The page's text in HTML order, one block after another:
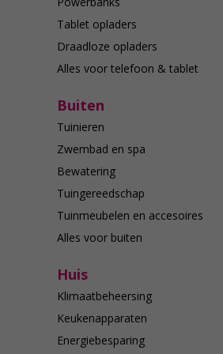
Tablet opladers
Draadloze opladers
Alles voor telefoon & tablet
Buiten
Tuinieren
Zwembad en spa
Bewatering
Tuingereedschap
Tuinmeubelen en accesoires
Alles voor buiten
Huis
Klimaatbeheersing
Keukenapparaten
Energiebesparing